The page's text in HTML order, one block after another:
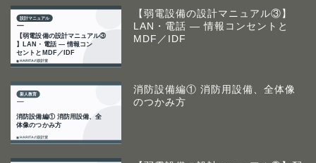
【弱電設備の設計マニュアル③】
LAN・電話 ― 情報コンセントと
MDF／IDF
消防設備編① 消防用設備、全体像
のつかみ方